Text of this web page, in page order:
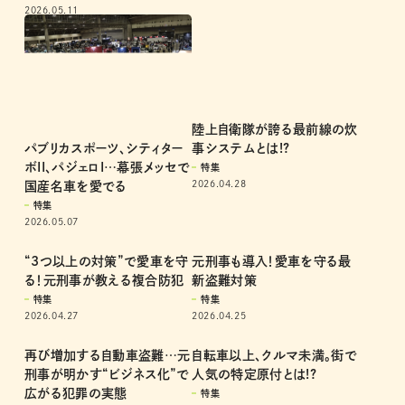
2026.05.11
パブリカスポーツ、シティター
ボII、パジェロI…幕張メッセで
国産名車を愛でる
特集
2026.05.07
陸上自衛隊が誇る最前線の炊
事システムとは!?
特集
2026.04.28
る！元刑事が教える複合防犯
特集
2026.04.27
元刑事も導入！愛車を守る最
新盗難対策
特集
2026.04.25